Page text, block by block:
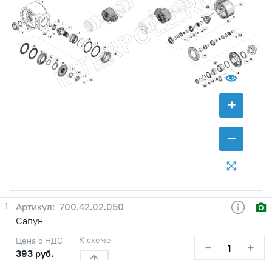
+
−
1
2
3
4
5
6
7
8
9
10
11
12
13
14
15
16
17
18
19
20
21
22
23
24
25
26
27
28
29
30
31
32
33
34
35
36
37
38
39
40
41
42
43
44
45
46
1
700.42.02.050
Сапун
Цена с НДС
393 руб.
К схеме − +